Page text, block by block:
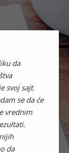
da
svoj sajt.
se da će
vrednim
da